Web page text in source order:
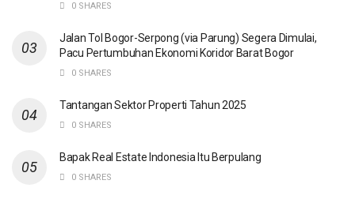
0 SHARES
Jalan Tol Bogor-Serpong (via Parung) Segera Dimulai,
Pacu Pertumbuhan Ekonomi Koridor Barat Bogor
0 SHARES
Tantangan Sektor Properti Tahun 2025
0 SHARES
Bapak Real Estate Indonesia Itu Berpulang
0 SHARES